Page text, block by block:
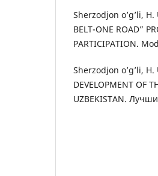
Sherzodjon o’g’li, H.
BELT-ONE ROAD”
PARTICIPATION.
Sherzodjon o’g’li, H.
DEVELOPMENT OF
UZBEKISTAN.